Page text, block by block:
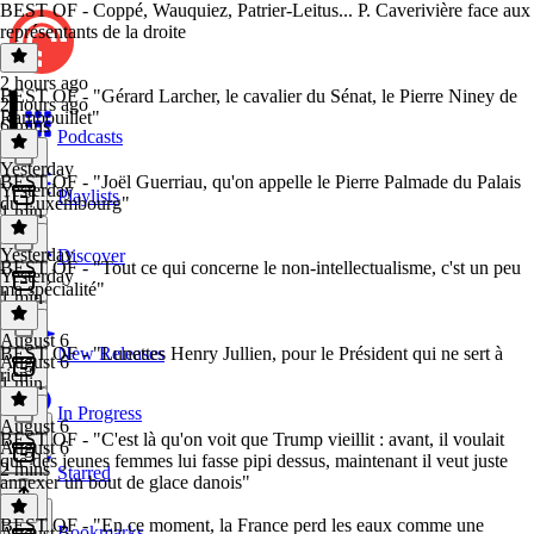
Podcasts
Playlists
Discover
New Releases
In Progress
Starred
BEST OF - Coppé, Wauquiez, Patrier-Leitus... P. Caverivière face aux
représentants de la droite
2 hours ago
2 hours ago
6 mins
BEST OF - "Gérard Larcher, le cavalier du Sénat, le Pierre Niney de
Rambouillet"
Yesterday
Yesterday
1 min
BEST OF - "Joël Guerriau, qu'on appelle le Pierre Palmade du Palais
du Luxembourg"
Yesterday
Yesterday
1 min
BEST OF - "Tout ce qui concerne le non-intellectualisme, c'st un peu
ma spécialité"
August 6
August 6
1 min
BEST OF - "Lunettes Henry Jullien, pour le Président qui ne sert à
rien"
August 6
August 6
2 mins
BEST OF - "C'est là qu'on voit que Trump vieillit : avant, il voulait
que des jeunes femmes lui fasse pipi dessus, maintenant il veut juste
annexer un bout de glace danois"
BEST OF - "En ce moment, la France perd les eaux comme une